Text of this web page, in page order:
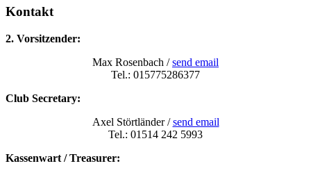
Kontakt
2. Vorsitzender:
Max Rosenbach /send email
Tel.: 015775286377
Club Secretary:
Axel Störtländer /send email
Tel.: 01514 242 5993
Kassenwart / Treasurer: